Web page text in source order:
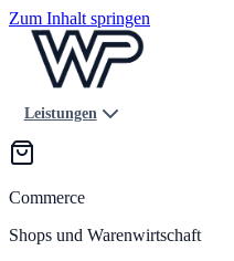
Zum Inhalt springen
Leistungen
Commerce
Shops und Warenwirtschaft